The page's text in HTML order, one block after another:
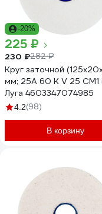
-20%
225 ₽
230 ₽282 ₽
Круг заточной
мм; 25А 60 K V 25 СМ1
Луга 4603347074985
4.2(98)
В корзину